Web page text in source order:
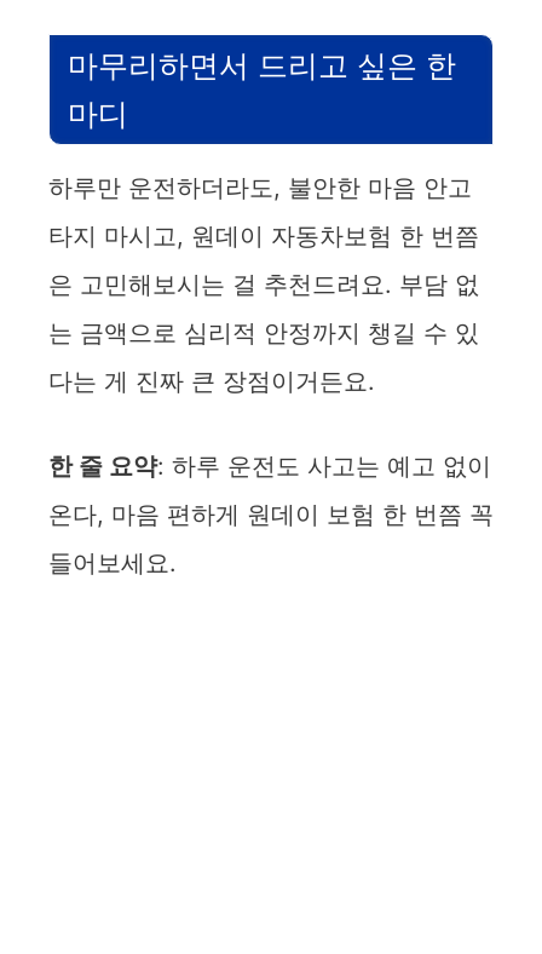
마무리하면서 드리고 싶은 한
마디
하루만 운전하더라도, 불안한 마음 안고
타지 마시고, 원데이 자동차보험 한 번쯤
은 고민해보시는 걸 추천드려요. 부담 없
는 금액으로 심리적 안정까지 챙길 수 있
다는 게 진짜 큰 장점이거든요.
한 줄 요약: 하루 운전도 사고는 예고 없이
온다, 마음 편하게 원데이 보험 한 번쯤 꼭
들어보세요.